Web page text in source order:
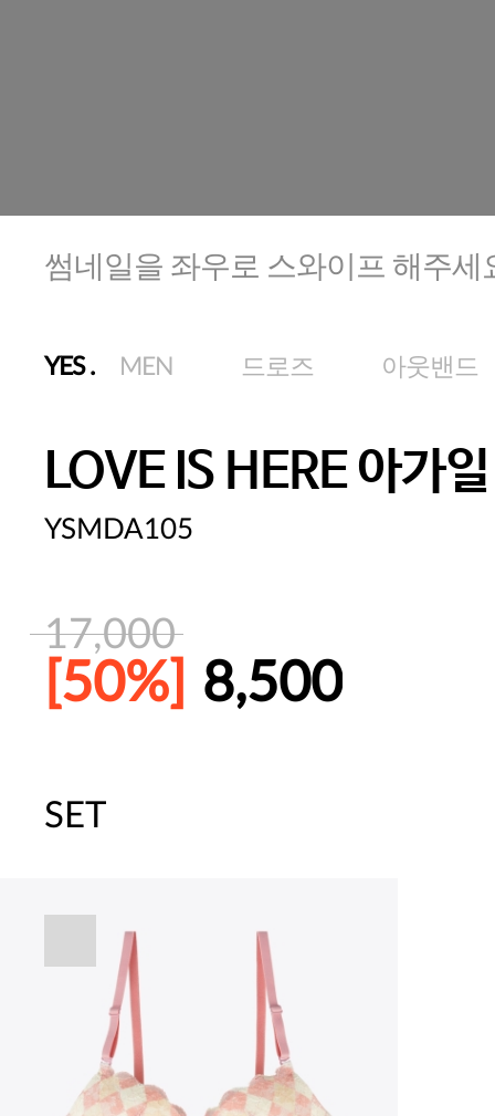
썸네일을 좌우로 스와이프 해주세
YES. MEN 드로즈 아웃밴드
LOVE IS HERE 아가
YSMDA105
17,000
[50%] 8,500
[썸머블프] 1만원 할인 쿠폰(8.1~31)
SET